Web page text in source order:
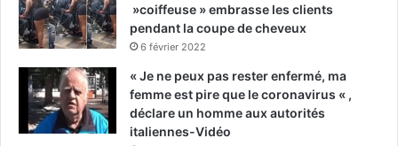
»coiffeuse » embrasse les clients
pendant la coupe de cheveux
6 février 2022
« Je ne peux pas rester enfermé, ma
femme est pire que le coronavirus « ,
déclare un homme aux autorités
italiennes-Vidéo